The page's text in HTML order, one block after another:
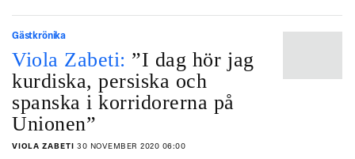
Gästkrönika
Viola Zabeti: ”I dag hör jag
kurdiska, persiska och
spanska i korridorerna på
Unionen”
VIOLA ZABETI 30 NOVEMBER 2020 06:00